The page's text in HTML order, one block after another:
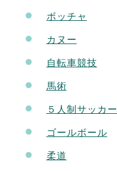
ボッチャ
カヌー
自転車競技
馬術
５人制サッカー
ゴールボール
柔道